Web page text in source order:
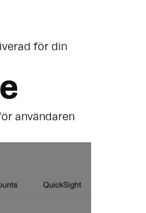
för din
användaren